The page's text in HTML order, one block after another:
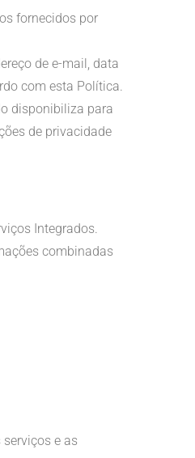
fornecidos por
de e-mail, data
com esta Política.
disponibiliza para
de privacidade
Integrados.
combinadas
e as